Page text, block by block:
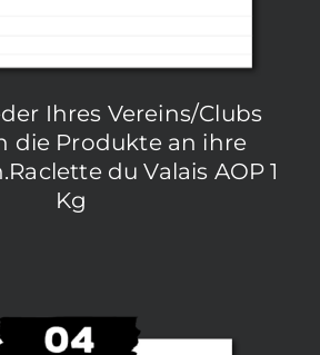
Ihres Vereins/Clubs
die Produkte an ihre
du Valais AOP 1
Kg